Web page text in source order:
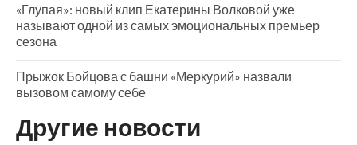
«Глупая»: новый клип Екатерины Волковой уже
называют одной из самых эмоциональных премьер
сезона
Прыжок Бойцова с башни «Меркурий» назвали
вызовом самому себе
Другие новости